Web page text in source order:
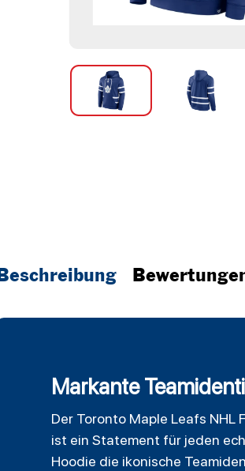
Beschreibung
Markante
Der Toronto Maple Leafs NHL
ist ein Statement für jeden
Hoodie die ikonische